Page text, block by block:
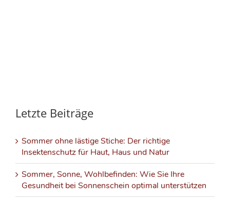
Letzte Beiträge
Sommer ohne lästige Stiche: Der richtige
Insektenschutz für Haut, Haus und Natur
Sommer, Sonne, Wohlbefinden: Wie Sie Ihre
Gesundheit bei Sonnenschein optimal unterstützen